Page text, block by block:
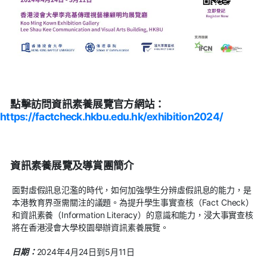
點擊訪問資訊素養展覽官方網站：
https://factcheck.hkbu.edu.hk/exhibition2024/
資訊素養展覽及導賞團簡介
面對虛假訊息氾濫的時代，如何加強學生分辨虛假訊息的能力，是
本港教育界亟需關注的議題。為提升學生事實查核（Fact Check）
和資訊素養（Information Literacy）的意識和能力，浸大事實查核
將在香港浸會大學校園舉辦資訊素養展覽 。
日期： 2024年4月24日到5月11日